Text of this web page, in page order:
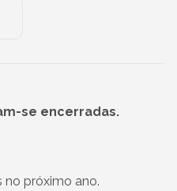
se encerradas.
no próximo ano.